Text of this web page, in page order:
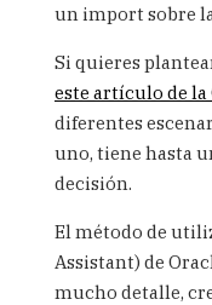
un import sobre
Si quieres
este artículo de la
diferentes
uno, tiene hasta
decisión.
El método de
Assistant) de
mucho detalle,